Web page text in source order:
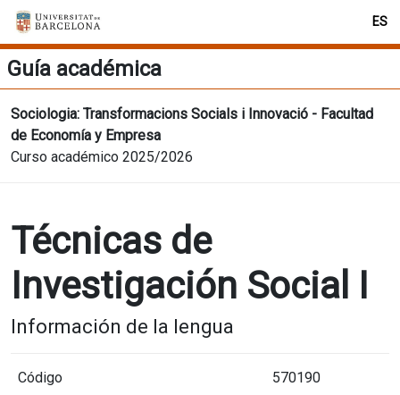
ES
Guía académica
Sociologia: Transformacions Socials i Innovació - Facultad
de Economía y Empresa
Curso académico 2025/2026
Técnicas de
Investigación Social I
Información de la lengua
Código 570190